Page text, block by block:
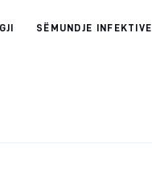
SËMUNDJE INFEKTIVE